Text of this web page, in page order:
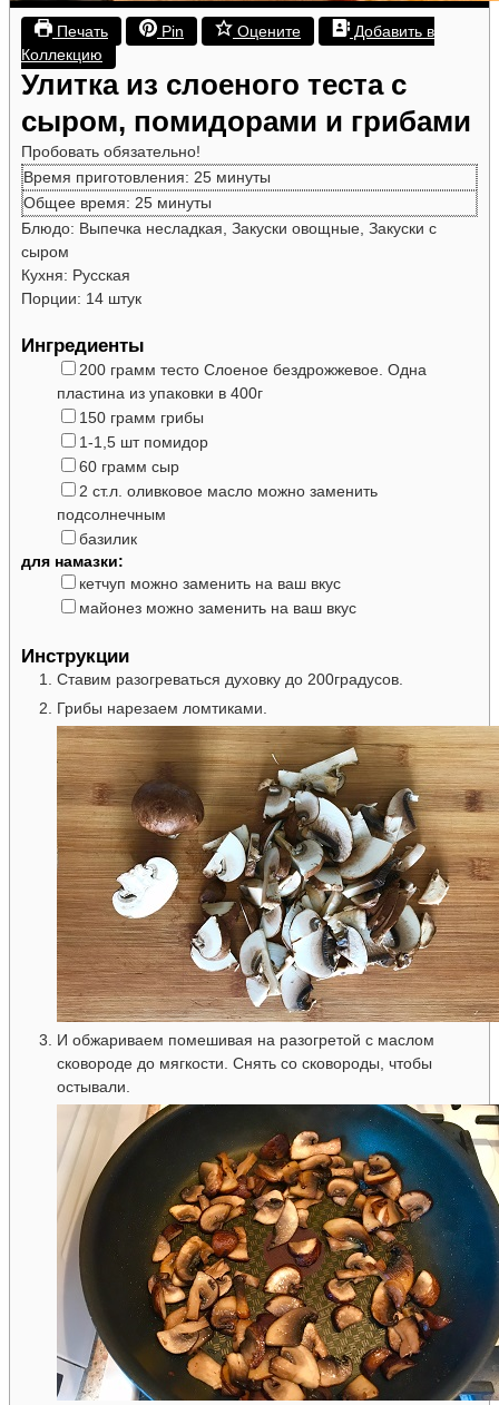
Печать Pin Оцените
Добавить в
Коллекцию
Улитка из слоеного теста с
сыром, помидорами и грибами
Пробовать обязательно!
Время приготовления: 25минуты
минуты
Общее время: 25минуты
минуты
Блюдо: Выпечка несладкая, Закуски овощные, Закуски с
сыром
Кухня: Русская
Порции: 14 штук
Ингредиенты
▢
200 грамм тесто Слоеное бездрожжевое. Одна
пластина из упаковки в 400г
▢
150 грамм грибы
▢
1-1,5 шт помидор
▢
60 грамм сыр
▢
2 ст.л. оливковое масло можно заменить
подсолнечным
▢
базилик
для намазки:
▢
кетчуп можно заменить на ваш вкус
▢
майонез можно заменить на ваш вкус
Инструкции
Ставим разогреваться духовку до 200градусов.
Грибы нарезаем ломтиками.
И обжариваем помешивая на разогретой с маслом
сковороде до мягкости. Снять со сковороды, чтобы
остывали.